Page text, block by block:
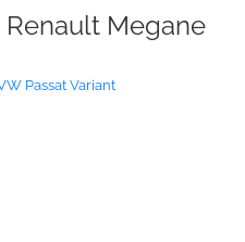
Renault Megane